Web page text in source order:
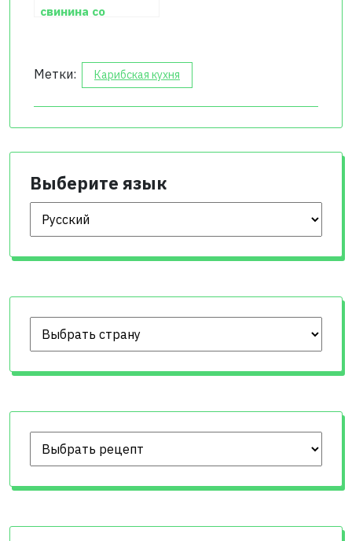
свинина со
Метки: Карибская кухня
Выберите язык
Выберите язык